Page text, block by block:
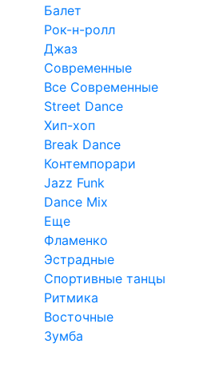
Балет
Рок-н-ролл
Джаз
Современные
Все Современные
Street Dance
Хип-хоп
Break Dance
Контемпорари
Jazz Funk
Dance Mix
Еще
Фламенко
Эстрадные
Спортивные танцы
Ритмика
Восточные
Зумба